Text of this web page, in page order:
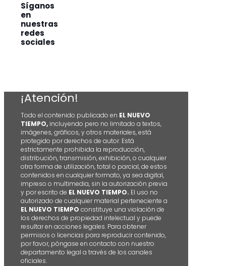
Síganos
en
nuestras
redes
sociales
¡Atención!
Todo el contenido publicado en EL NUEVO
TIEMPO, incluyendo pero no limitado a textos,
imágenes, gráficos, y otros materiales, está
protegido por derechos de autor. Está
estrictamente prohibida la reproducción,
distribución, transmisión, exhibición, o cualquier
otra forma de utilización, total o parcial, de estos
contenidos en cualquier formato, ya sea digital,
impreso o multimedia, sin la autorización previa
y por escrito de EL NUEVO TIEMPO. El uso no
autorizado de cualquier material perteneciente a
EL NUEVO TIEMPO constituye una violación de
los derechos de propiedad intelectual y puede
resultar en acciones legales. Para obtener
permisos o licencias para reproducir contenido,
por favor, póngase en contacto con nuestro
departamento legal a través de los canales
oficiales.